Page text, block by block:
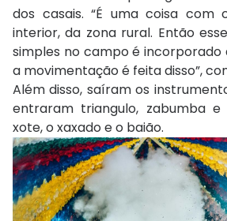
dos casais. “É uma coisa com
interior, da zona rural. Então
simples no campo é incorporado
a movimentação é feita disso”,
Além disso, saíram os
entraram triangulo, zabumba e
xote, o xaxado e o baião.